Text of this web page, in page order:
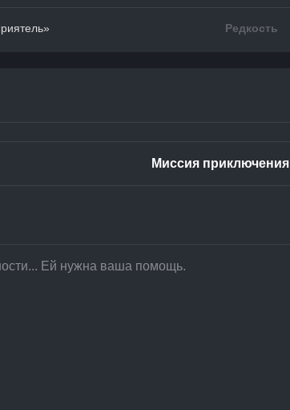
Редкость
Миссия приключения
Ей нужна ваша помощь.